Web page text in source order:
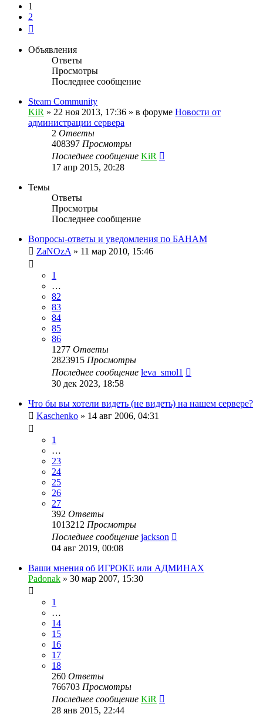
1
2
Объявления
Ответы
Просмотры
Последнее сообщение
Steam Community
KiR » 22 ноя 2013, 17:36 » в форуме Новости от
администрации сервера
2 Ответы
408397 Просмотры
Последнее сообщение KiR
17 апр 2015, 20:28
Темы
Ответы
Просмотры
Последнее сообщение
Вопросы-ответы и уведомления по БАНАМ
ZaNOzA » 11 мар 2010, 15:46
1
…
82
83
84
85
86
1277 Ответы
2823915 Просмотры
Последнее сообщение leva_smol1
30 дек 2023, 18:58
Что бы вы хотели видеть (не видеть) на нашем сервере?
Kaschenko » 14 авг 2006, 04:31
1
…
23
24
25
26
27
392 Ответы
1013212 Просмотры
Последнее сообщение jackson
04 авг 2019, 00:08
Ваши мнения об ИГРОКЕ или АДМИНАХ
Padonak » 30 мар 2007, 15:30
1
…
14
15
16
17
18
260 Ответы
766703 Просмотры
Последнее сообщение KiR
28 янв 2015, 22:44